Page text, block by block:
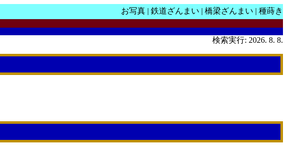
お写真 | 鉄道ざんまい | 橋梁ざんまい | 種蒔き
検索実行: 2026. 8. 8.